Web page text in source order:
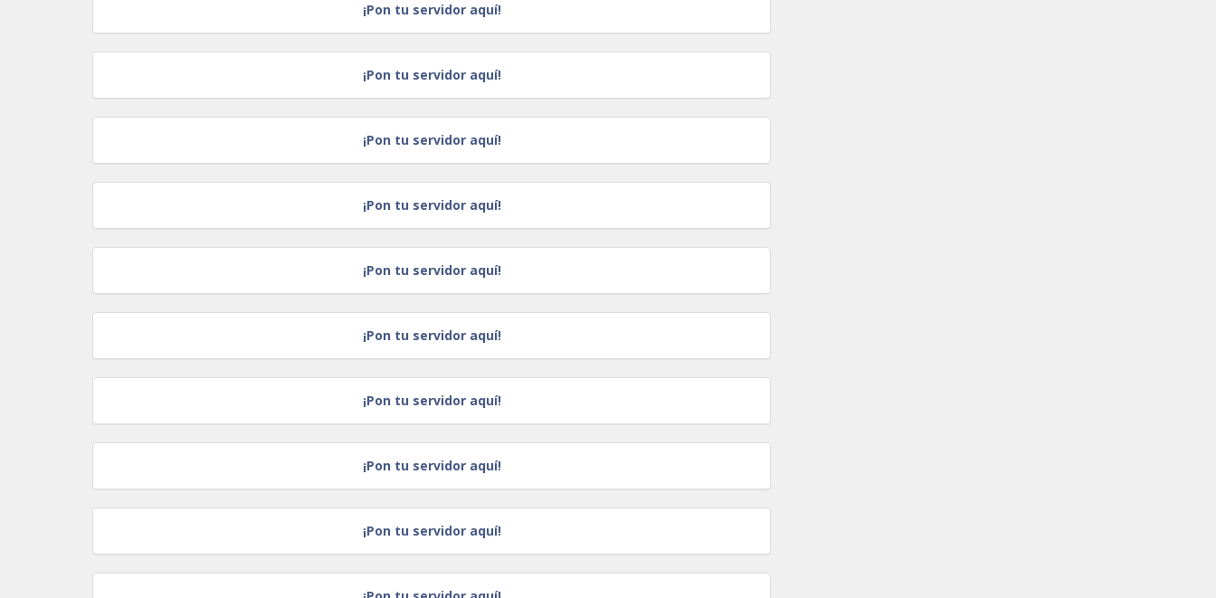
¡Pon tu servidor aquí!
¡Pon tu servidor aquí!
¡Pon tu servidor aquí!
¡Pon tu servidor aquí!
¡Pon tu servidor aquí!
¡Pon tu servidor aquí!
¡Pon tu servidor aquí!
¡Pon tu servidor aquí!
¡Pon tu servidor aquí!